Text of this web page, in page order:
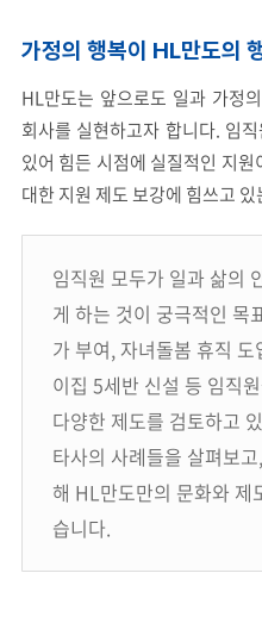
가정의 행복이 HL만도의
HL만도는 앞으로도 일과 가정
회사를 실현하고자 합니다. 임
있어 힘든 시점에 실질적인 지
대한 지원 제도 보강에 힘쓰고 있
임직원 모두가 일과 삶의
게 하는 것이 궁극적인 목
가 부여, 자녀돌봄 휴직
이집 5세반 신설 등 임직
다양한 제도를 검토하고
타사의 사례들을 살펴보
해 HL만도만의 문화와 제
습니다.